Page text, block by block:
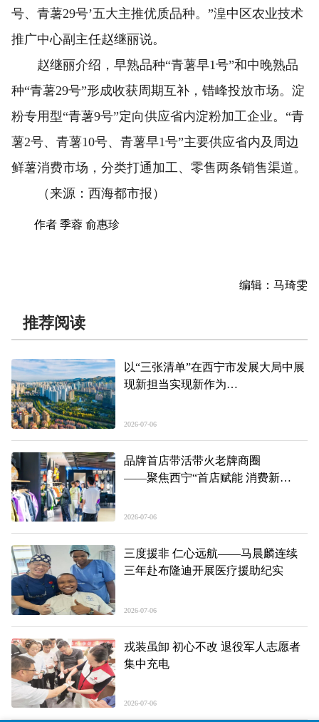
号、青薯29号’五大主推优质品种。”湟中区农业技术
推广中心副主任赵继丽说。
赵继丽介绍，早熟品种“青薯早1号”和中晚熟品
种“青薯29号”形成收获周期互补，错峰投放市场。淀
粉专用型“青薯9号”定向供应省内淀粉加工企业。“青
薯2号、青薯10号、青薯早1号”主要供应省内及周边
鲜薯消费市场，分类打通加工、零售两条销售渠道。
（来源：西海都市报）
作者 季蓉 俞惠珍
编辑：马琦雯
推荐阅读
以“三张清单”在西宁市发展大局中展
现新担当实现新作为
2026-07-06
品牌首店带活带火老牌商圈
——聚焦西宁“首店赋能 消费新
2026-07-06
三度援非 仁心远航——马晨麟连续
三年赴布隆迪开展医疗援助纪实
2026-07-06
戎装虽卸 初心不改 退役军人志愿者
集中充电
2026-07-06